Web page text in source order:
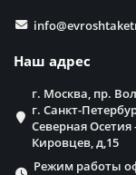
Наш адрес
г. Москва, пр.
г. Санкт-
Северная
Кировцев, д,15
Режим работы